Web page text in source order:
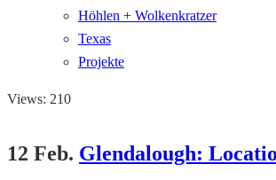
Höhlen + Wolkenkratzer
Texas
Projekte
Views: 210
12 Feb. Glendalough: